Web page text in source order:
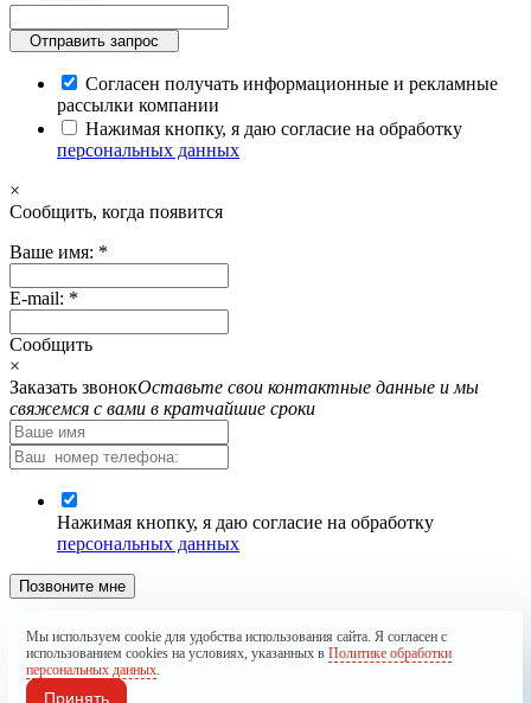
Отправить запрос
Согласен получать информационные и рекламные
рассылки компании
Нажимая кнопку, я даю согласие на обработку
персональных данных
×
Cообщить, когда появится
Ваше имя: *
E-mail: *
Cообщить
×
Заказать звонокОставьте свои контактные данные и мы
свяжемся с вами в кратчайшие сроки
Нажимая кнопку, я даю согласие на обработку
персональных данных
Позвоните мне
Запрос отправлен. Мы обязательно Вам перезвоним.
Мы используем cookie для удобства использования сайта. Я согласен с
использованием cookies на условиях, указанных вПолитике обработки
персональных данных.
Принять